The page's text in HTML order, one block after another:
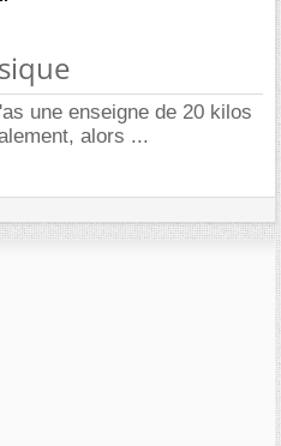
une enseigne de 20 kilos
alors ...